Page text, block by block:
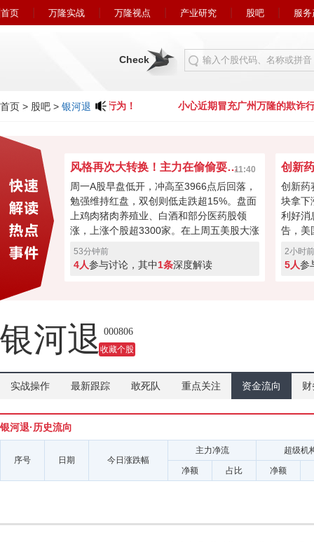
首页 万隆实战 万隆视点 产业研究 股吧 服
Check
首页 > 股吧 > 银河退
冒充广州万隆的欺诈行为！ 小心近期冒充广州万隆的欺诈行
风格再次大转换！主力在偷偷耍把戏？11:40
周一A股早盘低开，冲高至3966点后回落，
勉强维持红盘，双创则低走跌超15%。盘面
上鸡肉猪肉养殖业、白酒和部分医药股领
涨，上涨个股超3300家。在上周五美股大涨
的背景下，A股却是大消费支棱了起来，这
么明显的风格转换，会不会是主力在耍把
53分钟前
4人参与讨论，其中1条深度解读
创新药
块拿下
利好消
告，美
利裁
负面
2小时前
5人参
银河退 000806
收藏个股
实战操作 最新跟踪 敢死队 重点关注 资金流向
银河退·历史流向
序号 日期 今日涨跌幅
主力净流 超级机
净额 占比 净额